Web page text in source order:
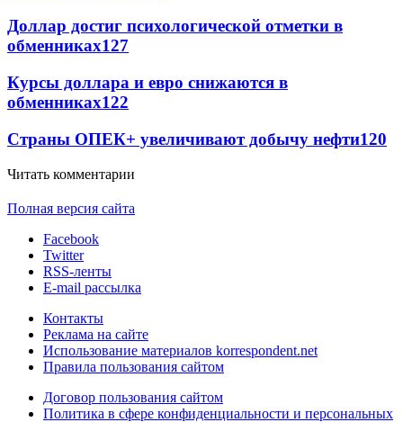
Доллар достиг психологической отметки в
обменниках127
Курсы доллара и евро снижаются в
обменниках122
Страны ОПЕК+ увеличивают добычу нефти120
Читать комментарии
Полная версия сайта
Facebook
Twitter
RSS-ленты
E-mail рассылка
Контакты
Реклама на сайте
Использование материалов korrespondent.net
Правила пользования сайтом
Договор пользования сайтом
Политика в сфере конфиденциальности и персональных